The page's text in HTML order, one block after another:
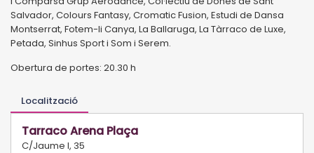
Salvador, Colours Fantasy, Cromatic Fusion, Estudi de Dansa
Montserrat, Fotem-li Canya, La Ballaruga, La Tàrraco de Luxe,
Petada, Sinhus Sport i Som i Serem.
Obertura de portes: 20.30 h
Localització
Tarraco Arena Plaça
C/Jaume I, 35